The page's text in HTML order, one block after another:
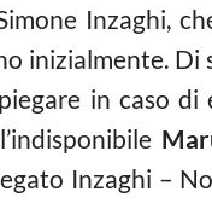
Inzaghi,
inizialmente.
in caso di
Inzaghi –